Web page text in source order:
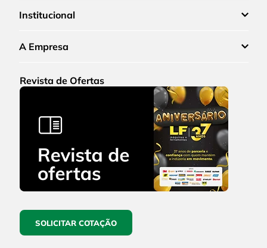
Institucional
A Empresa
Revista de Ofertas
SOLICITAR COTAÇÃO